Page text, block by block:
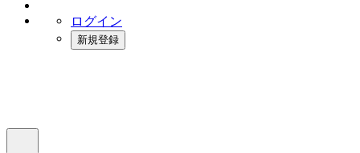
ログイン
新規登録